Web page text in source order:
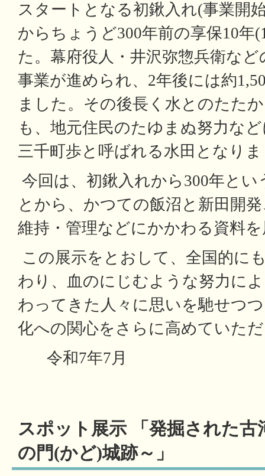
スタートとなる初鍬入れ(事業開
からちょうど300年前の享保10年
た。幕府役人・井沢弥惣兵衛な
事業が進められ、2年後には約
ました。その後長く水とのたた
も、地元住民のたゆまぬ努力な
三千町歩と呼ばれる水田となり
今回は、初鍬入れから300年と
とから、かつての飯沼と新田開
維持・管理などにかかわる資料
この展示をとおして、全国的に
わり、血のにじむような努力に
わってきた人々に思いを馳せつ
化への関心をさらに高めていた
令和7年7月
スポット展示 「発掘された古
の門(かど)城跡～」